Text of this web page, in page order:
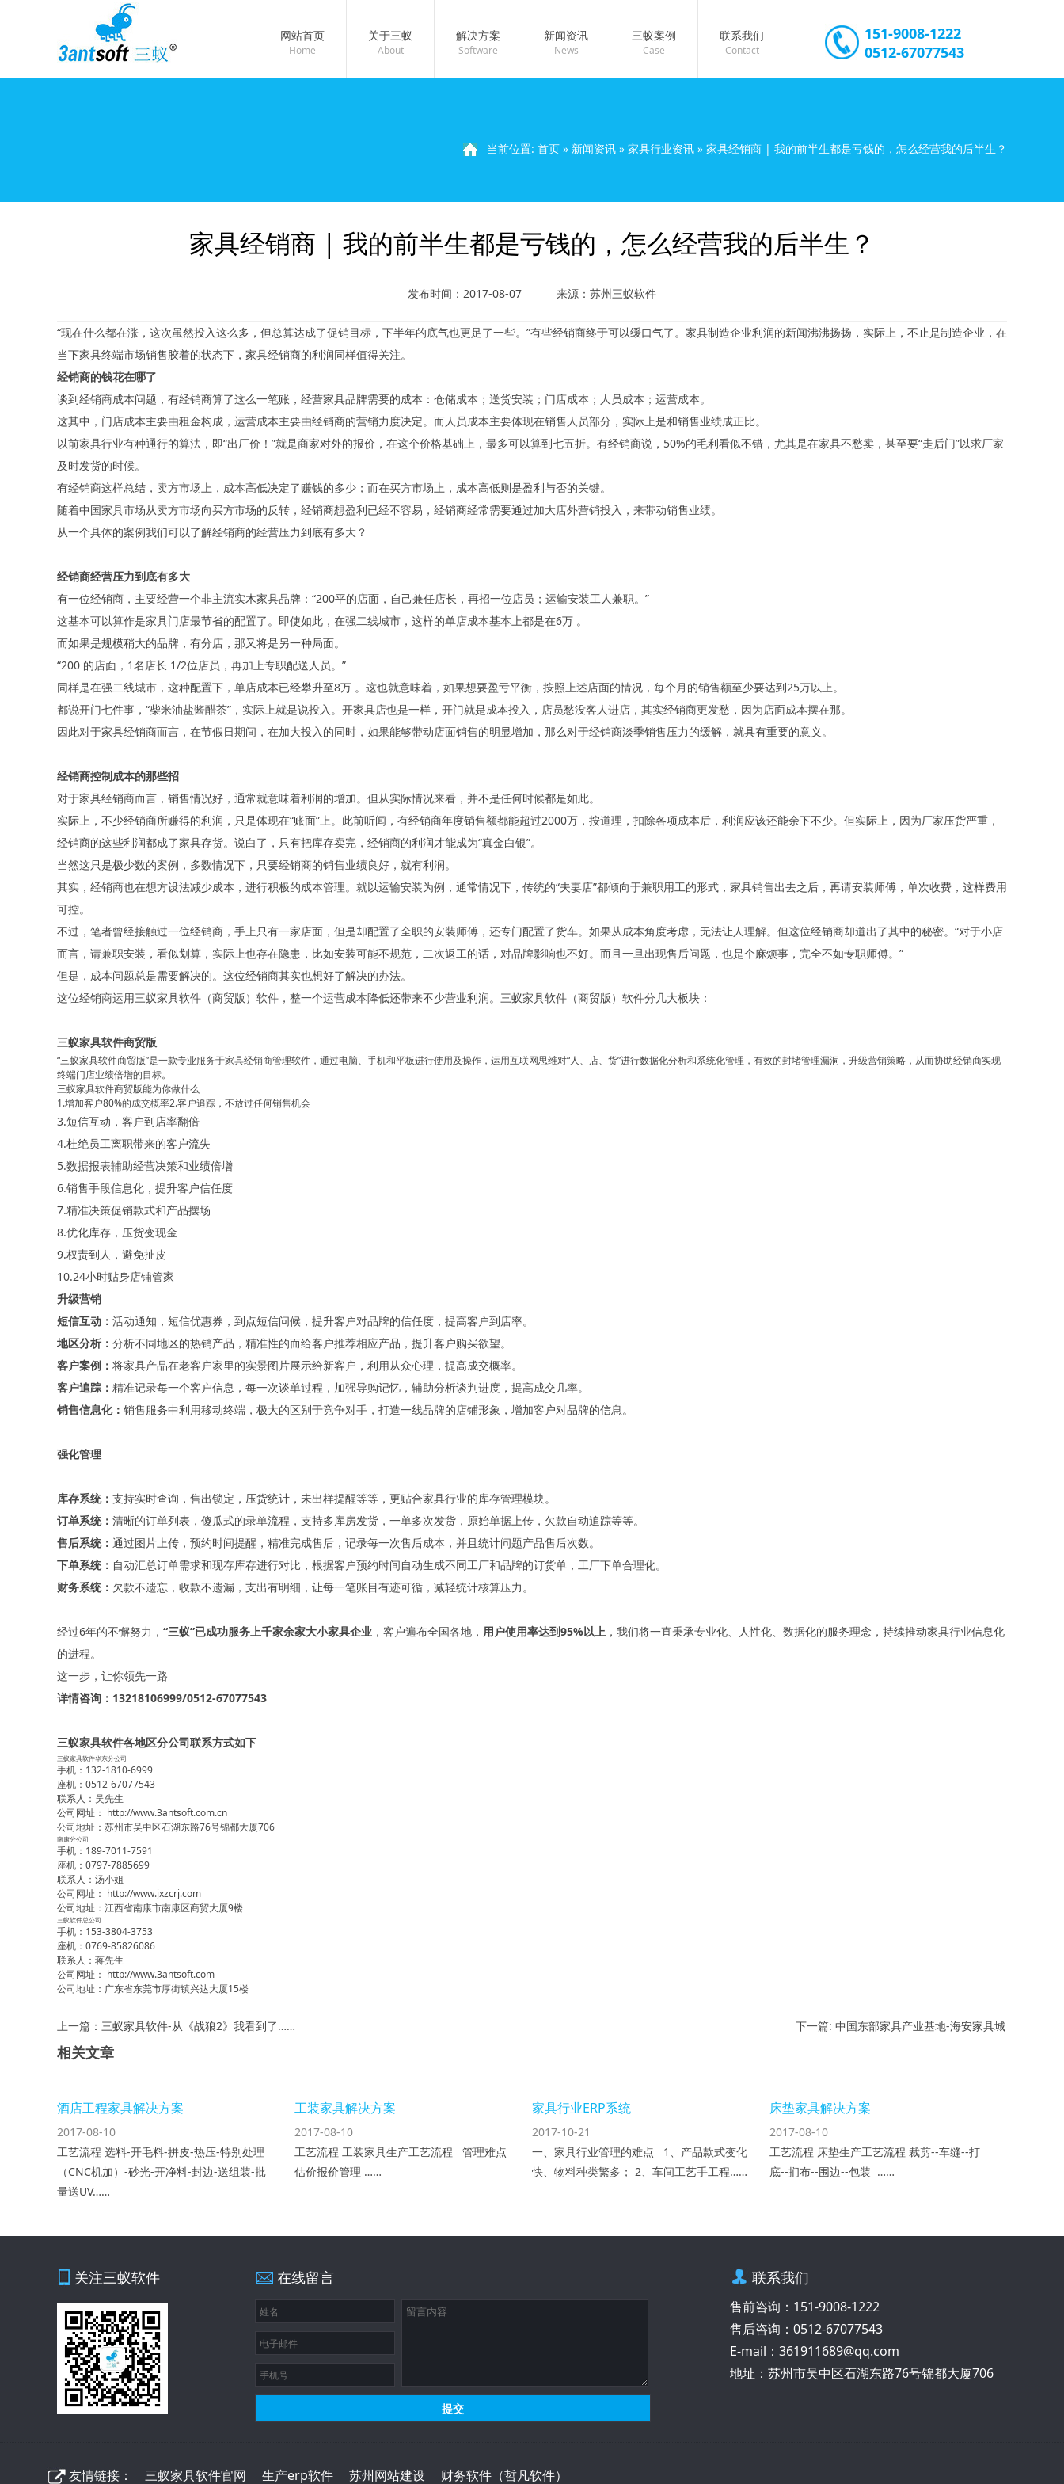
网站首页
Home
关于三蚁
About
解决方案
Software
新闻资讯
News
三蚁案例
Case
联系我们
Contact
151-9008-1222
0512-67077543
当前位置: 首页 » 新闻资讯 » 家具行业资讯 » 家具经销商 | 我的前半生都是亏钱的，怎么经营我的后半生？
家具经销商 | 我的前半生都是亏钱的，怎么经营我的后半生？
发布时间：2017-08-07 来源：苏州三蚁软件
“现在什么都在涨，这次虽然投入这么多，但总算达成了促销目标，下半年的底气也更足了一些。”有些经销商终于可以缓口气了。家具制造企业利润的新闻沸沸扬扬，实际上，不止是制造企业，在
当下家具终端市场销售胶着的状态下，家具经销商的利润同样值得关注。
经销商的钱花在哪了
谈到经销商成本问题，有经销商算了这么一笔账，经营家具品牌需要的成本：仓储成本；送货安装；门店成本；人员成本；运营成本。
这其中，门店成本主要由租金构成，运营成本主要由经销商的营销力度决定。而人员成本主要体现在销售人员部分，实际上是和销售业绩成正比。
以前家具行业有种通行的算法，即“出厂价！”就是商家对外的报价，在这个价格基础上，最多可以算到七五折。有经销商说，50%的毛利看似不错，尤其是在家具不愁卖，甚至要“走后门”以求厂家
及时发货的时候。
有经销商这样总结，卖方市场上，成本高低决定了赚钱的多少；而在买方市场上，成本高低则是盈利与否的关键。
随着中国家具市场从卖方市场向买方市场的反转，经销商想盈利已经不容易，经销商经常需要通过加大店外营销投入，来带动销售业绩。
从一个具体的案例我们可以了解经销商的经营压力到底有多大？
经销商经营压力到底有多大
有一位经销商，主要经营一个非主流实木家具品牌：“200平的店面，自己兼任店长，再招一位店员；运输安装工人兼职。”
这基本可以算作是家具门店最节省的配置了。即使如此，在强二线城市，这样的单店成本基本上都是在6万 。
而如果是规模稍大的品牌，有分店，那又将是另一种局面。
“200 的店面，1名店长 1/2位店员，再加上专职配送人员。”
同样是在强二线城市，这种配置下，单店成本已经攀升至8万 。这也就意味着，如果想要盈亏平衡，按照上述店面的情况，每个月的销售额至少要达到25万以上。
都说开门七件事，“柴米油盐酱醋茶”，实际上就是说投入。开家具店也是一样，开门就是成本投入，店员愁没客人进店，其实经销商更发愁，因为店面成本摆在那。
因此对于家具经销商而言，在节假日期间，在加大投入的同时，如果能够带动店面销售的明显增加，那么对于经销商淡季销售压力的缓解，就具有重要的意义。
经销商控制成本的那些招
对于家具经销商而言，销售情况好，通常就意味着利润的增加。但从实际情况来看，并不是任何时候都是如此。
实际上，不少经销商所赚得的利润，只是体现在“账面”上。此前听闻，有经销商年度销售额都能超过2000万，按道理，扣除各项成本后，利润应该还能余下不少。但实际上，因为厂家压货严重，
经销商的这些利润都成了家具存货。说白了，只有把库存卖完，经销商的利润才能成为“真金白银”。
当然这只是极少数的案例，多数情况下，只要经销商的销售业绩良好，就有利润。
其实，经销商也在想方设法减少成本，进行积极的成本管理。就以运输安装为例，通常情况下，传统的“夫妻店”都倾向于兼职用工的形式，家具销售出去之后，再请安装师傅，单次收费，这样费用
可控。
不过，笔者曾经接触过一位经销商，手上只有一家店面，但是却配置了全职的安装师傅，还专门配置了货车。如果从成本角度考虑，无法让人理解。但这位经销商却道出了其中的秘密。“对于小店
而言，请兼职安装，看似划算，实际上也存在隐患，比如安装可能不规范，二次返工的话，对品牌影响也不好。而且一旦出现售后问题，也是个麻烦事，完全不如专职师傅。”
但是，成本问题总是需要解决的。这位经销商其实也想好了解决的办法。
这位经销商运用三蚁家具软件（商贸版）软件，整一个运营成本降低还带来不少营业利润。三蚁家具软件（商贸版）软件分几大板块：
三蚁家具软件商贸版
“三蚁家具软件商贸版”是一款专业服务于家具经销商管理软件，通过电脑、手机和平板进行使用及操作，运用互联网思维对“人、店、货”进行数据化分析和系统化管理，有效的封堵管理漏洞，升级营销策略，从而协助经销商实现
终端门店业绩倍增的目标。
三蚁家具软件商贸版能为你做什么
1.增加客户80%的成交概率2.客户追踪，不放过任何销售机会
3.短信互动，客户到店率翻倍
4.杜绝员工离职带来的客户流失
5.数据报表辅助经营决策和业绩倍增
6.销售手段信息化，提升客户信任度
7.精准决策促销款式和产品摆场
8.优化库存，压货变现金
9.权责到人，避免扯皮
10.24小时贴身店铺管家
升级营销
短信互动： 活动通知，短信优惠券，到点短信问候，提升客户对品牌的信任度，提高客户到店率。
地区分析： 分析不同地区的热销产品，精准性的而给客户推荐相应产品，提升客户购买欲望。
客户案例： 将家具产品在老客户家里的实景图片展示给新客户，利用从众心理，提高成交概率。
客户追踪 ： 精准记录每一个客户信息，每一次谈单过程，加强导购记忆，辅助分析谈判进度，提高成交几率。
销售信息化： 销售服务中利用移动终端，极大的区别于竞争对手，打造一线品牌的店铺形象，增加客户对品牌的信息。
强化管理
库存系统： 支持实时查询，售出锁定，压货统计，未出样提醒等等，更贴合家具行业的库存管理模块。
订单系统： 清晰的订单列表，傻瓜式的录单流程，支持多库房发货，一单多次发货，原始单据上传，欠款自动追踪等等。
售后系统： 通过图片上传，预约时间提醒，精准完成售后，记录每一次售后成本，并且统计问题产品售后次数。
下单系统： 自动汇总订单需求和现存库存进行对比，根据客户预约时间自动生成不同工厂和品牌的订货单，工厂下单合理化。
财务系统： 欠款不遗忘，收款不遗漏，支出有明细，让每一笔账目有迹可循，减轻统计核算压力。
经过6年的不懈努力， “三蚁”已成功服务上千家余家大小家具企业 ，客户遍布全国各地， 用户使用率达到95%以上 ，我们将一直秉承专业化、人性化、数据化的服务理念，持续推动家具行业信息化
的进程。
这一步，让你领先一路
详情咨询：13218106999/0512-67077543
三蚁家具软件各地区分公司联系方式如下
三蚁家具软件华东分公司
手机：132-1810-6999
座机：0512-67077543
联系人：吴先生
公司网址： http://www.3antsoft.com.cn
公司地址：苏州市吴中区石湖东路76号锦都大厦706
南康分公司
手机：189-7011-7591
座机：0797-7885699
联系人：汤小姐
公司网址： http://www.jxzcrj.com
公司地址：江西省南康市南康区商贸大厦9楼
三蚁软件总公司
手机：153-3804-3753
座机：0769-85826086
联系人：蒋先生
公司网址： http://www.3antsoft.com
公司地址：广东省东莞市厚街镇兴达大厦15楼
上一篇：三蚁家具软件-从《战狼2》我看到了…… 下一篇: 中国东部家具产业基地-海安家具城
相关文章
酒店工程家具解决方案
2017-08-10
工艺流程 选料-开毛料-拼皮-热压-特别处理
（CNC机加）-砂光-开净料-封边-送组装-批
量送UV……
工装家具解决方案
2017-08-10
工艺流程 工装家具生产工艺流程 管理难点
估价报价管理 ……
家具行业ERP系统
2017-10-21
一、家具行业管理的难点 1、产品款式变化
快、物料种类繁多； 2、车间工艺手工程……
床垫家具解决方案
2017-08-10
工艺流程 床垫生产工艺流程 裁剪--车缝--打
底--扪布--围边--包装 ……
关注三蚁软件 在线留言 联系我们
售前咨询：151-9008-1222
售后咨询：0512-67077543
E-mail：361911689@qq.com
地址：苏州市吴中区石湖东路76号锦都大厦706
友情链接： 三蚁家具软件官网 生产erp软件 苏州网站建设 财务软件（哲凡软件）